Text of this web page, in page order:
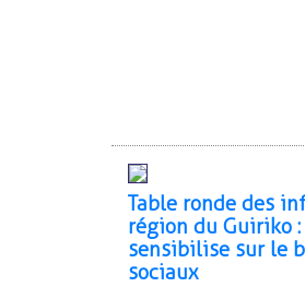
Table ronde des
région du Guiriko :
sensibilise sur le
sociaux